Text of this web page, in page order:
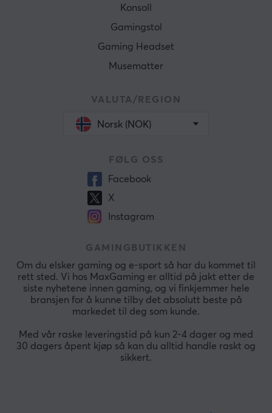
Konsoll
Gamingstol
Gaming Headset
Musematter
VALUTA/REGION
Norsk (NOK)
FØLG OSS
Facebook
X
Instagram
GAMINGBUTIKKEN
Om du elsker gaming og e-sport så har du kommet til
rett sted. Vi hos MaxGaming er alltid på jakt etter de
siste nyhetene innen gaming, og vi finkjemmer hele
bransjen for å kunne tilby det absolutt beste på
markedet til deg som kunde.
Med vår raske leveringstid på kun 2-4 dager og med
30 dagers åpent kjøp så kan du alltid handle raskt og
sikkert.